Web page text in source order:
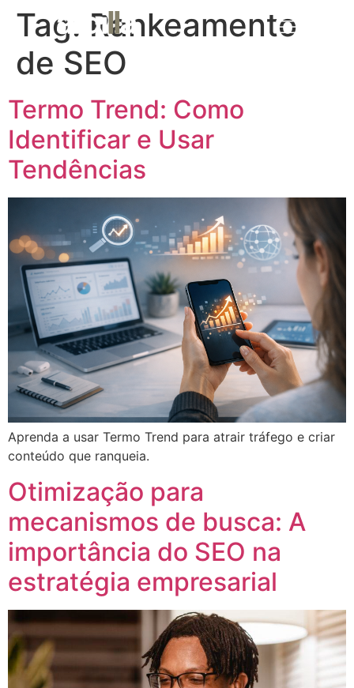
Tag: Rankeamento
de SEO
Termo Trend: Como
Identificar e Usar
Tendências
Aprenda a usar Termo Trend para atrair tráfego e criar
conteúdo que ranqueia.
Otimização para
mecanismos de busca: A
importância do SEO na
estratégia empresarial